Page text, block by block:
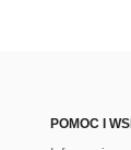
POMOC I